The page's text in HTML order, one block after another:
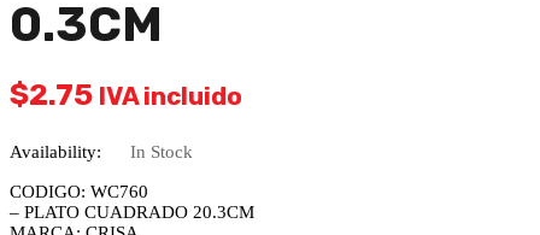
0.3CM
$2.75 IVA incluido
Availability: In Stock
CODIGO: WC760
– PLATO CUADRADO 20.3CM